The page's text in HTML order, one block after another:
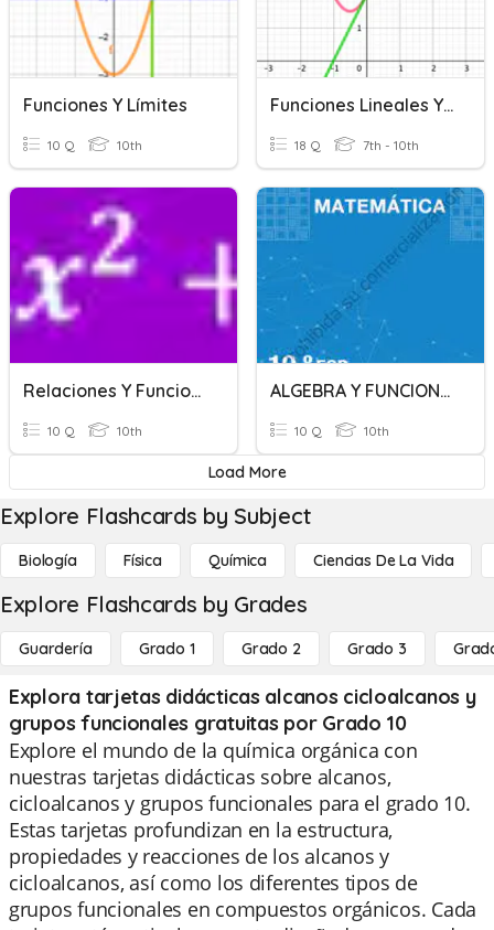
Funciones Y Límites
10 Q 10th
Funciones Lineales Y Cuadráticas
18 Q 7th - 10th
Relaciones Y Funciones
10 Q 10th
ALGEBRA Y FUNCIONES
10 Q 10th
Load More
Explore Flashcards by Subject
Biología Física Química Ciencias De La Vida
Explore Flashcards by Grades
Guardería Grado 1 Grado 2 Grado 3
Explora tarjetas didácticas alcanos cicloalcanos y
grupos funcionales gratuitas por Grado 10
Explore el mundo de la química orgánica con
nuestras tarjetas didácticas sobre alcanos,
cicloalcanos y grupos funcionales para el grado 10.
Estas tarjetas profundizan en la estructura,
propiedades y reacciones de los alcanos y
cicloalcanos, así como los diferentes tipos de
grupos funcionales en compuestos orgánicos. Cada